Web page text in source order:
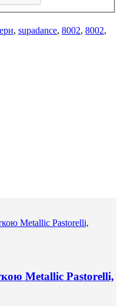
, supadance, 8002, 8002,
Metallic Pastorelli,